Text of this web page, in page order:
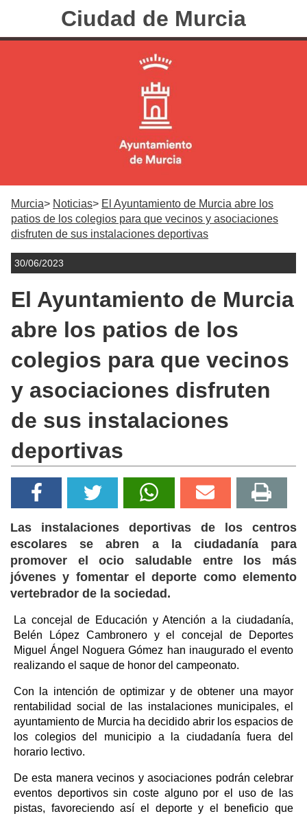
Ciudad de Murcia
Murcia Noticias
El Ayuntamiento de Murcia abre los
patios de los colegios para que vecinos y asociaciones
disfruten de sus instalaciones deportivas
30/06/2023
El Ayuntamiento de Murcia
abre los patios de los
colegios para que vecinos
y asociaciones disfruten
de sus instalaciones
deportivas
Las instalaciones deportivas de los centros
escolares se abren a la ciudadanía para
promover el ocio saludable entre los más
jóvenes y fomentar el deporte como elemento
vertebrador de la sociedad.
La concejal de Educación y Atención a la ciudadanía,
Belén López Cambronero y el concejal de Deportes
Miguel Ángel Noguera Gómez han inaugurado el evento
realizando el saque de honor del campeonato.
Con la intención de optimizar y de obtener una mayor
rentabilidad social de las instalaciones municipales, el
ayuntamiento de Murcia ha decidido abrir los espacios de
los colegios del municipio a la ciudadanía fuera del
horario lectivo.
De esta manera vecinos y asociaciones podrán celebrar
eventos deportivos sin coste alguno por el uso de las
pistas, favoreciendo así el deporte y el beneficio que